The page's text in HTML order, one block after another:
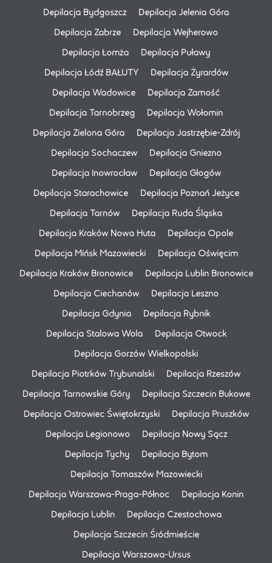
Depilacja Bydgoszcz
Depilacja Jelenia Góra
Depilacja Zabrze
Depilacja Wejherowo
Depilacja Łomża
Depilacja Puławy
Depilacja Łódź BAŁUTY
Depilacja Żyrardów
Depilacja Wadowice
Depilacja Zamość
Depilacja Tarnobrzeg
Depilacja Wołomin
Depilacja Zielona Góra
Depilacja Jastrzębie-Zdrój
Depilacja Sochaczew
Depilacja Gniezno
Depilacja Inowrocław
Depilacja Głogów
Depilacja Starachowice
Depilacja Poznań Jeżyce
Depilacja Tarnów
Depilacja Ruda Śląska
Depilacja Kraków Nowa Huta
Depilacja Opole
Depilacja Mińsk Mazowiecki
Depilacja Oświęcim
Depilacja Kraków Bronowice
Depilacja Lublin Bronowice
Depilacja Ciechanów
Depilacja Leszno
Depilacja Gdynia
Depilacja Rybnik
Depilacja Stalowa Wola
Depilacja Otwock
Depilacja Gorzów Wielkopolski
Depilacja Piotrków Trybunalski
Depilacja Rzeszów
Depilacja Tarnowskie Góry
Depilacja Szczecin Bukowe
Depilacja Ostrowiec Świętokrzyski
Depilacja Pruszków
Depilacja Legionowo
Depilacja Nowy Sącz
Depilacja Tychy
Depilacja Bytom
Depilacja Tomaszów Mazowiecki
Depilacja Warszawa-Praga-Północ
Depilacja Konin
Depilacja Lublin
Depilacja Czestochowa
Depilacja Szczecin Śródmieście
Depilacja Warszawa-Ursus